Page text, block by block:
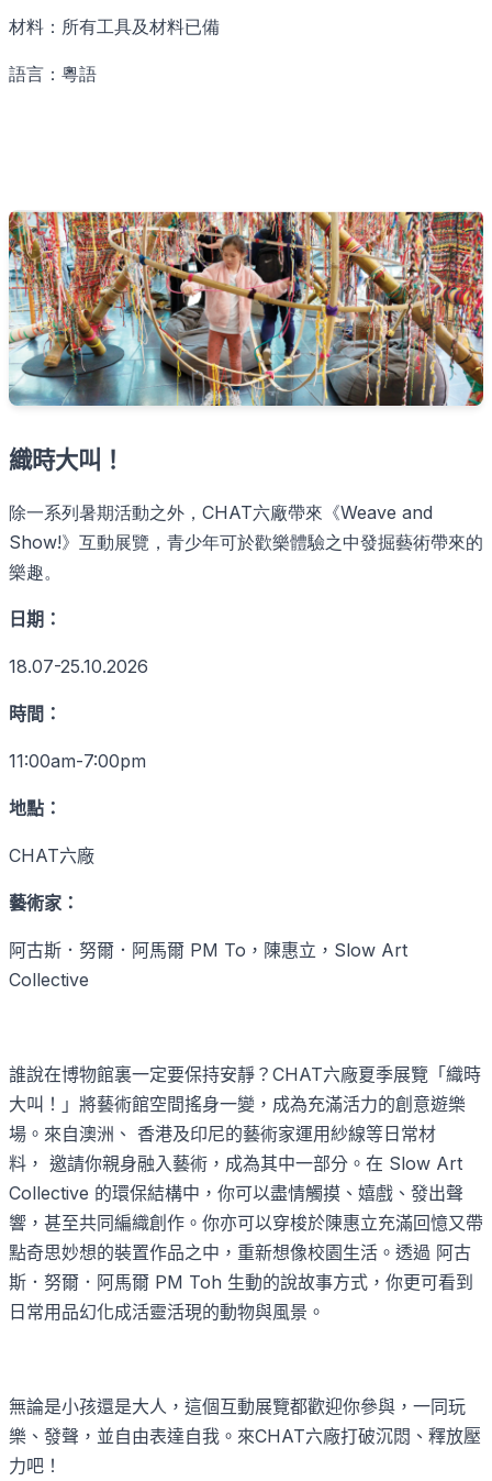
材料：所有工具及材料已備
語言：粵語
織時大叫！
除一系列暑期活動之外，CHAT六廠帶來《Weave and
Show!》互動展覽，青少年可於歡樂體驗之中發掘藝術帶來的
樂趣。
日期：
18.07-25.10.2026
時間：
11:00am-7:00pm
地點：
CHAT六廠
藝術家：
阿古斯．努爾．阿馬爾 PM To ，陳惠立， Slow Art
Collective
誰說在博物館裏一定要保持安靜？ CHAT六廠夏季展覽「織時
大叫！」將藝術館空間搖身一變，成為充滿活力的創意遊樂
場。來自澳洲、
香港及印尼的藝術家運用紗線等日常材
料，
邀請你親身融入藝術，成為其中一部分。在 Slow Art
Collective 的環保結構中，你可以盡情觸摸、嬉戲、發出聲
響，甚至共同編織創作。你亦可以穿梭於陳惠立充滿回憶又帶
點奇思妙想的裝置作品之中，重新想像校園生活。透過 阿古
斯．努爾．阿馬爾 PM Toh 生動的說故事方式，你更可看到
日常用品幻化成活靈活現的動物與風景。
無論是小孩還是大人，這個互動展覽都歡迎你參與，一同玩
樂、發聲，並自由表達自我。來CHAT六廠打破沉悶、釋放壓
力吧！